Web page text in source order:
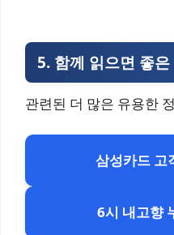
5. 함께 읽으면 좋은
관련된 더 많은 유용한
삼성카드 고
6시 내고향